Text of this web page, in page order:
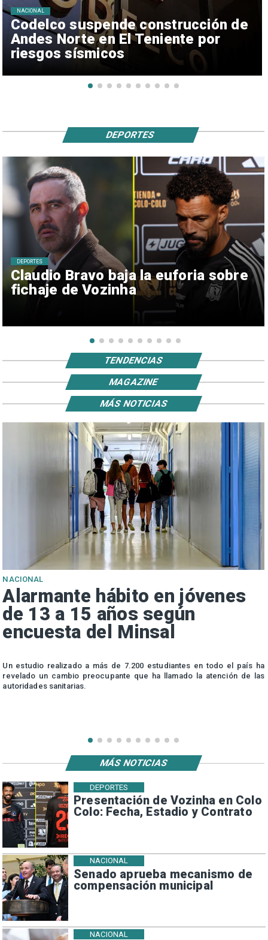
Codelco suspende construcción de
Andes Norte en El Teniente por
riesgos sísmicos
NACIONAL
Claudio Bravo baja la euforia sobre
fichaje de Vozinha
DEPORTES
DEPORTES
TENDENCIAS
MAGAZINE
NACIONAL
Alarmante hábito en jóvenes
de 13 a 15 años según
encuesta del Minsal
Un estudio realizado a más de 7.200 estudiantes en todo el país ha
revelado un cambio preocupante que ha llamado la atención de las
autoridades sanitarias.
MÁS NOTICIAS
Presentación de Vozinha en Colo
Colo: Fecha, Estadio y Contrato
DEPORTES
Senado aprueba mecanismo de
compensación municipal
NACIONAL
NACIONAL
MÁS NOTICIAS